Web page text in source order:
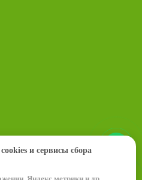
и сервисы сбора